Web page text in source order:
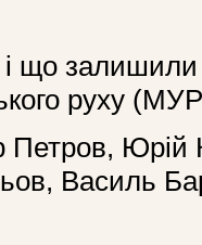
що залишили
руху
Петров, Юрій
Василь